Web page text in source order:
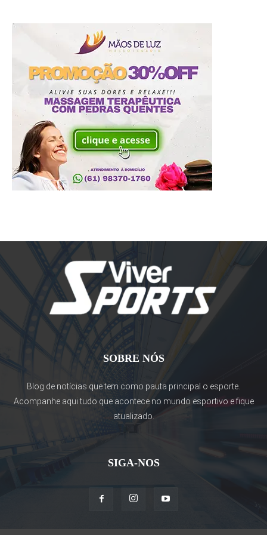
SOBRE NÓS
Blog de notícias que tem como pauta principal o esporte.
Acompanhe aqui tudo que acontece no mundo esportivo e fique
atualizado.
SIGA-NOS